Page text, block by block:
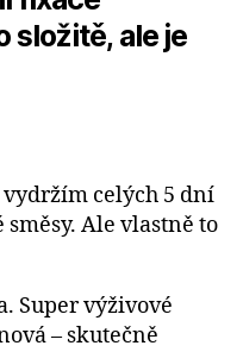
složitě, ale je
celých 5 dní
Ale vlastně to
Super výživové
– skutečně